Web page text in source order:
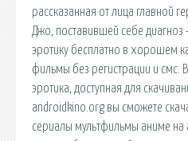
рассказанная от лица главной
Джо, поставившей себе
эротику бесплатно в хорошем
фильмы без регистрации и смс.
эротика, доступная для
androidkino.org вы сможете
сериалы мультфильмы аниме на